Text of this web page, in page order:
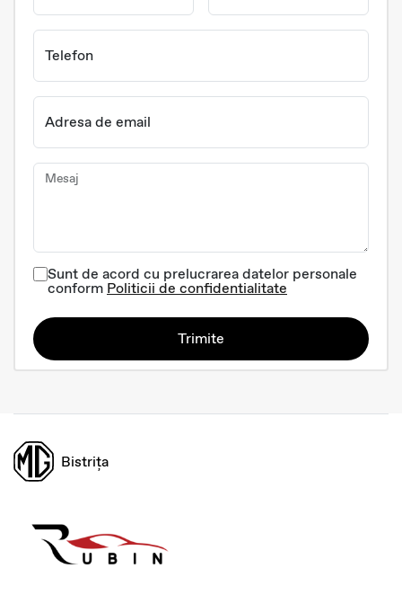
Telefon
Adresa de email
Mesaj
Sunt de acord cu prelucrarea datelor personale
conform Politicii de confidentialitate
Trimite
Bistrița